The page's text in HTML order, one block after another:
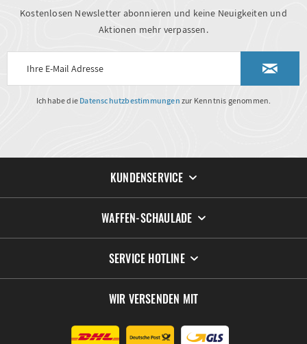
Kostenlosen Newsletter abonnieren und keine Neuigkeiten und
Aktionen mehr verpassen.
Ich habe die Datenschutzbestimmungen zur Kenntnis genommen.
KUNDENSERVICE
WAFFEN-SCHAULADE
SERVICE HOTLINE
WIR VERSENDEN MIT